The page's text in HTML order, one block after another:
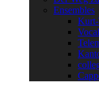
Ensembles
Kurt-